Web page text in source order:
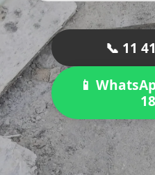
📞 11
📱